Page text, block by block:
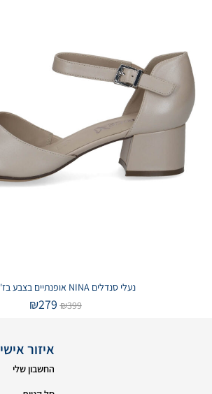
נעלי סנדלים NINA אופנתיים בצבע בז' מבריק
₪399
₪279
איזור אישי
החשבון שלי